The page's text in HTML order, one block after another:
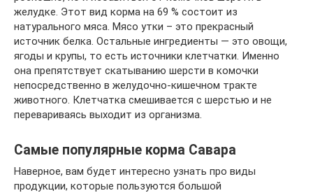
желудке. Этот вид корма на 69 % состоит из
натурального мяса. Мясо утки – это прекрасный
источник белка. Остальные ингредиенты — это овощи,
ягоды и крупы, то есть источники клетчатки. Именно
она препятствует скатыванию шерсти в комочки
непосредственно в желудочно-кишечном тракте
животного. Клетчатка смешивается с шерстью и не
перевариваясь выходит из организма.
Самые популярные корма Савара
Наверное, вам будет интересно узнать про виды
продукции, которые пользуются большой